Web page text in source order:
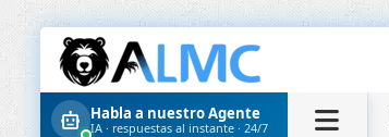
Habla a nuestro Agente
IA · respuestas al instante · 24/7